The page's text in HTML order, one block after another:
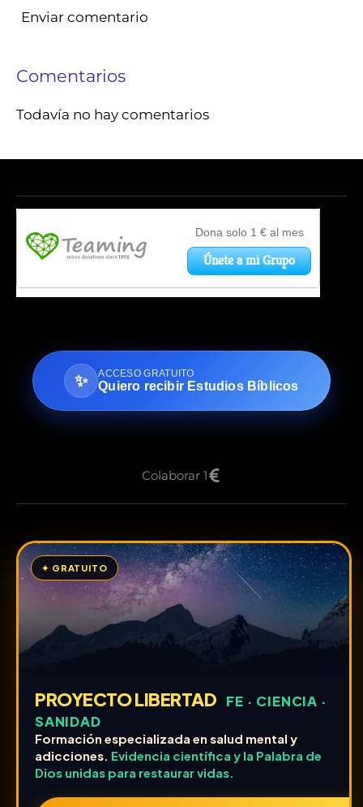
Enviar comentario
Comentarios
Todavía no hay comentarios
✨ ACCESO GRATUITO
Quiero recibir Estudios Bíblicos
Colaborar 1
✦ GRATUITO
PROYECTO LIBERTAD
FE · CIENCIA ·
SANIDAD
Formación especializada en salud mental y
adicciones. Evidencia científica y la Palabra de
Dios unidas para restaurar vidas.